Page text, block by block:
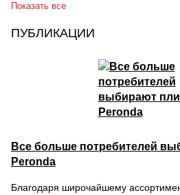
Показать все
ПУБЛИКАЦИИ
Все больше потребителей
Peronda
Благодаря широчайшему